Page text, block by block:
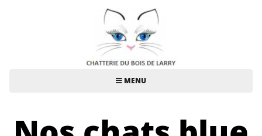
MENU